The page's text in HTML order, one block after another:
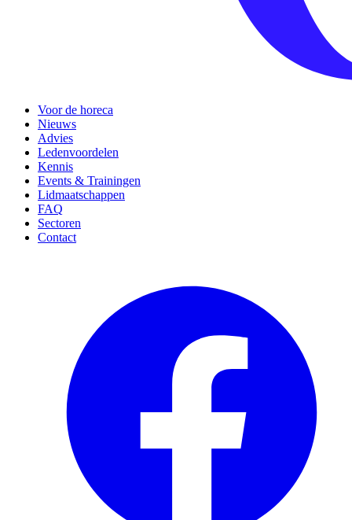
Voor de horeca
Nieuws
Advies
Ledenvoordelen
Kennis
Events & Trainingen
Lidmaatschappen
FAQ
Sectoren
Contact